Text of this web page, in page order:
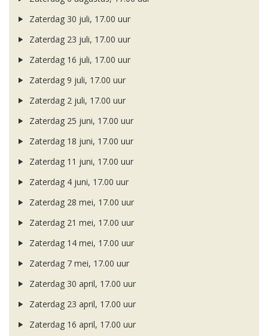
Zaterdag 30 juli, 17.00 uur
Zaterdag 23 juli, 17.00 uur
Zaterdag 16 juli, 17.00 uur
Zaterdag 9 juli, 17.00 uur
Zaterdag 2 juli, 17.00 uur
Zaterdag 25 juni, 17.00 uur
Zaterdag 18 juni, 17.00 uur
Zaterdag 11 juni, 17.00 uur
Zaterdag 4 juni, 17.00 uur
Zaterdag 28 mei, 17.00 uur
Zaterdag 21 mei, 17.00 uur
Zaterdag 14 mei, 17.00 uur
Zaterdag 7 mei, 17.00 uur
Zaterdag 30 april, 17.00 uur
Zaterdag 23 april, 17.00 uur
Zaterdag 16 april, 17.00 uur